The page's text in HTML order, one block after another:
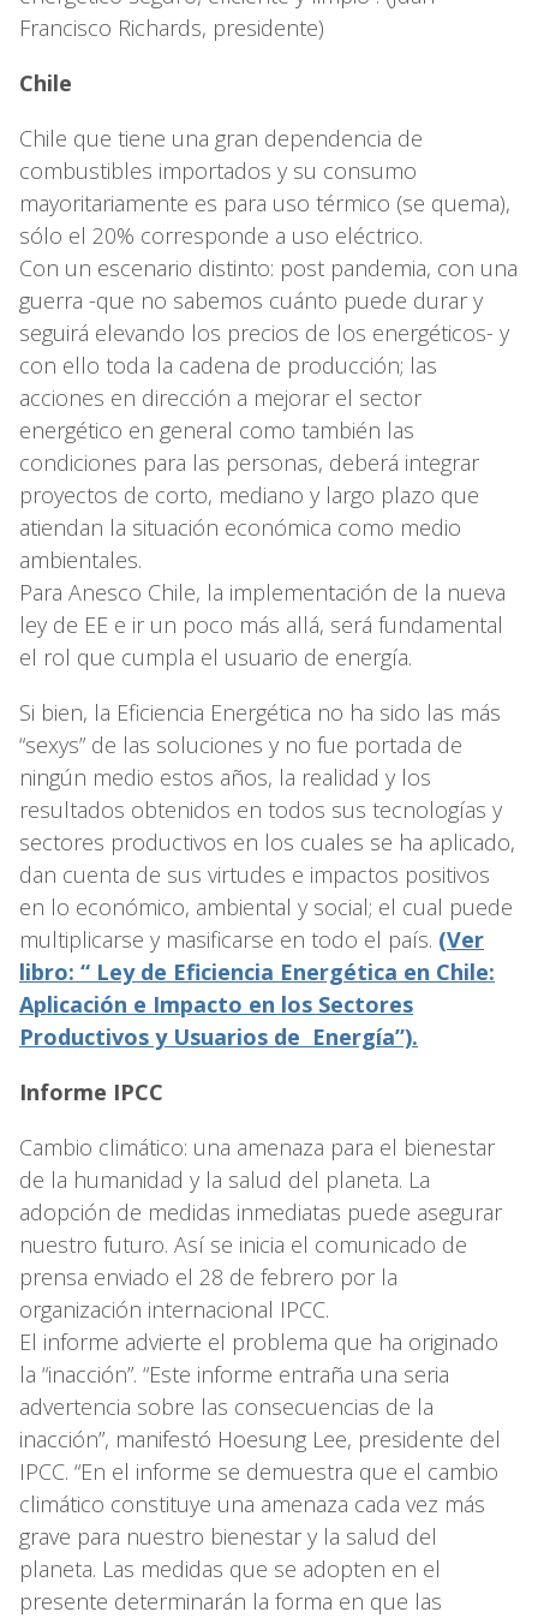
Francisco Richards, presidente)
Chile
Chile que tiene una gran dependencia de
combustibles importados y su consumo
mayoritariamente es para uso térmico (se quema),
sólo el 20% corresponde a uso eléctrico.
Con un escenario distinto: post pandemia, con una
guerra -que no sabemos cuánto puede durar y
seguirá elevando los precios de los energéticos- y
con ello toda la cadena de producción; las
acciones en dirección a mejorar el sector
energético en general como también las
condiciones para las personas, deberá integrar
proyectos de corto, mediano y largo plazo que
atiendan la situación económica como medio
ambientales.
Para Anesco Chile, la implementación de la nueva
ley de EE e ir un poco más allá, será fundamental
el rol que cumpla el usuario de energía.
Si bien, la Eficiencia Energética no ha sido las más
“sexys” de las soluciones y no fue portada de
ningún medio estos años, la realidad y los
resultados obtenidos en todos sus tecnologías y
sectores productivos en los cuales se ha aplicado,
dan cuenta de sus virtudes e impactos positivos
en lo económico, ambiental y social; el cual puede
multiplicarse y masificarse en todo el país. (Ver
libro: “ Ley de Eficiencia Energética en Chile:
Aplicación e Impacto en los Sectores
Productivos y Usuarios de Energía”).
Informe IPCC
Cambio climático: una amenaza para el bienestar
de la humanidad y la salud del planeta. La
adopción de medidas inmediatas puede asegurar
nuestro futuro. Así se inicia el comunicado de
prensa enviado el 28 de febrero por la
organización internacional IPCC.
El informe advierte el problema que ha originado
la “inacción”. “Este informe entraña una seria
advertencia sobre las consecuencias de la
inacción”, manifestó Hoesung Lee, presidente del
IPCC. “En el informe se demuestra que el cambio
climático constituye una amenaza cada vez más
grave para nuestro bienestar y la salud del
planeta. Las medidas que se adopten en el
presente determinarán la forma en que las